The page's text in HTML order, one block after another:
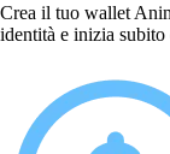
Crea il tuo wallet
identità e inizia